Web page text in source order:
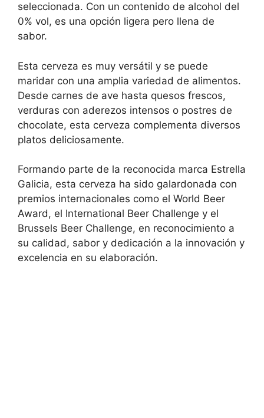
seleccionada. Con un contenido de alcohol del
0% vol, es una opción ligera pero llena de
sabor.
Esta cerveza es muy versátil y se puede
maridar con una amplia variedad de alimentos.
Desde carnes de ave hasta quesos frescos,
verduras con aderezos intensos o postres de
chocolate, esta cerveza complementa diversos
platos deliciosamente.
Formando parte de la reconocida marca Estrella
Galicia, esta cerveza ha sido galardonada con
premios internacionales como el World Beer
Award, el International Beer Challenge y el
Brussels Beer Challenge, en reconocimiento a
su calidad, sabor y dedicación a la innovación y
excelencia en su elaboración.